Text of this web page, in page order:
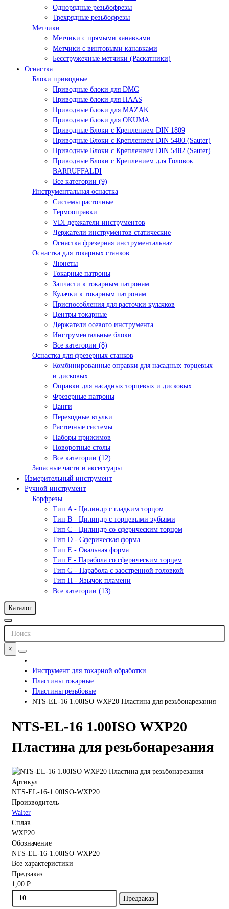
Однорядные резьбофрезы
Трехрядные резьбофрезы
Метчики
Метчики с прямыми канавками
Метчики с винтовыми канавками
Бесстружечные метчики (Раскатники)
Оснастка
Блоки приводные
Приводные блоки для DMG
Приводные блоки для HAAS
Приводные блоки для MAZAK
Приводные блоки для OKUMA
Приводные Блоки с Креплением DIN 1809
Приводные Блоки с Креплением DIN 5480 (Sauter)
Приводные Блоки с Креплением DIN 5482 (Sauter)
Приводные Блоки с Креплением для Головок
BARRUFFALDI
Все категории (9)
Инструментальная оснастка
Системы расточные
Термооправки
VDI держатели инструментов
Держатели инструментов статические
Оснастка фрезерная инструментальнаz
Оснастка для токарных станков
Люнеты
Токарные патроны
Запчасти к токарным патронам
Кулачки к токарным патронам
Приспособления для расточки кулачков
Центры токарные
Держатели осевого инструмента
Инструментальные блоки
Все категории (8)
Оснастка для фрезерных станков
Комбинированные оправки для насадных торцевых
и дисковых
Оправки для насадных торцевых и дисковых
Фрезерные патроны
Цанги
Переходные втулки
Расточные системы
Наборы прижимов
Поворотные столы
Все категории (12)
Запасные части и аксессуары
Измерительный инструмент
Ручной инструмент
Борфрезы
Тип A - Цилиндр с гладким торцом
Тип В - Цилиндр с торцевыми зубьями
Тип С - Цилиндр со сферическим торцом
Тип D - Сферическая форма
Тип Е - Овальная форма
Тип F - Парабола со сферическим торцем
Тип G - Парабола с заостренной головкой
Тип H - Язычок пламени
Все категории (13)
Каталог
×
Инструмент для токарной обработки
Пластины токарные
Пластины резьбовые
NTS-EL-16 1.00ISO WXP20 Пластина для резьбонарезания
NTS-EL-16 1.00ISO WXP20
Пластина для резьбонарезания
Артикул
NTS-EL-16-1.00ISO-WXP20
Производитель
Walter
Сплав
WXP20
Обозначение
NTS-EL-16-1.00ISO-WXP20
Все характеристики
Предзаказ
1,00 ₽.
Предзаказ